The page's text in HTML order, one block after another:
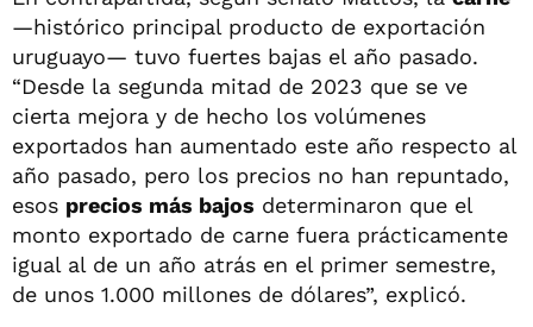
—histórico principal producto de exportación
uruguayo— tuvo fuertes bajas el año pasado.
“Desde la segunda mitad de 2023 que se ve
cierta mejora y de hecho los volúmenes
exportados han aumentado este año respecto al
año pasado, pero los precios no han repuntado,
esos precios más bajos determinaron que el
monto exportado de carne fuera prácticamente
igual al de un año atrás en el primer semestre,
de unos 1.000 millones de dólares”, explicó.